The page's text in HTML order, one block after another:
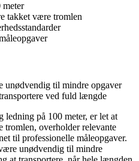
meter
takket være tromlen
unødvendig til mindre opgaver
ved fuld længde
ledning på 100 meter, er let at
tromlen, overholder relevante
til professionelle måleopgaver.
unødvendig til mindre